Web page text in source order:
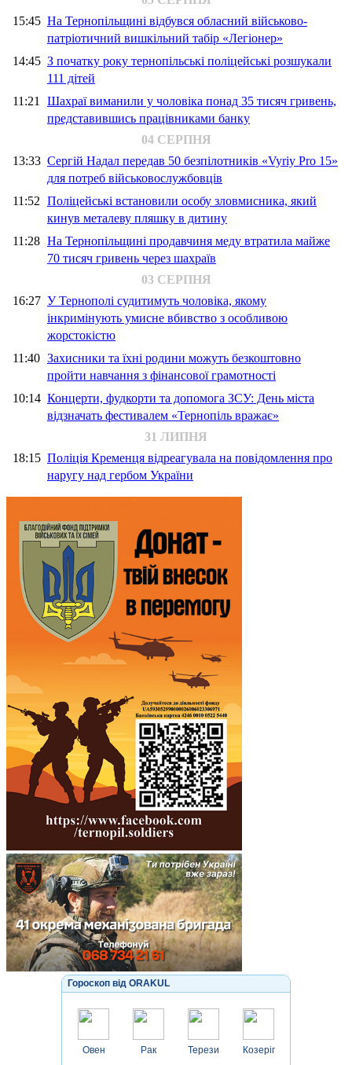
15:45 На Тернопільщині відбувся обласний військово-
патріотичний вишкільний табір «Легіонер»
14:45 З початку року тернопільські поліцейські розшукали
111 дітей
11:21 Шахраї виманили у чоловіка понад 35 тисяч гривень,
представившись працівниками банку
04 СЕРПНЯ
13:33 Сергій Надал передав 50 безпілотників «Vyriy Pro 15»
для потреб військовослужбовців
11:52 Поліцейські встановили особу зловмисника, який
кинув металеву пляшку в дитину
11:28 На Тернопільщині продавчиня меду втратила майже
70 тисяч гривень через шахраїв
03 СЕРПНЯ
16:27 У Тернополі судитимуть чоловіка, якому
інкримінують умисне вбивство з особливою
жорстокістю
11:40 Захисники та їхні родини можуть безкоштовно
пройти навчання з фінансової грамотності
10:14 Концерти, фудкорти та допомога ЗСУ: День міста
відзначать фестивалем «Тернопіль вражає»
31 ЛИПНЯ
18:15 Поліція Кременця відреагувала на повідомлення про
наругу над гербом України
Гороскоп від ORAKUL
Овен Рак Терези Козеріг